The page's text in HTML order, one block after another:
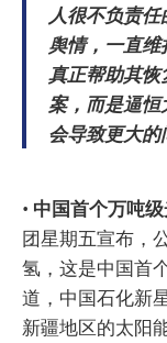
人很不负责
舆情，一直
真正帮助其
案，而是逼
会导致更大的
• 中国首个万吨
团星期五宣布，
氢，这是中国首
道，中国石化新
新疆地区的太阳